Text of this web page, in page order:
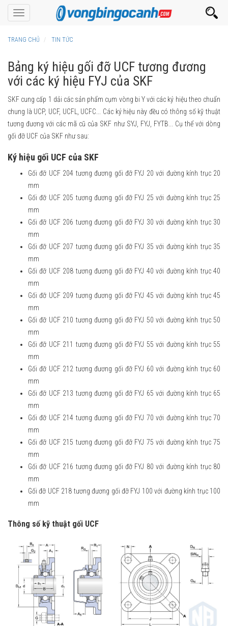
Toggle
navigation
TRANG CHỦ TIN TỨC
Bảng ký hiệu gối đỡ UCF tương đương
với các ký hiệu FYJ của SKF
SKF cung cấp 1 dải các sản phẩm cụm vòng bi Y với các ký hiệu theo chuẩn
chung là UCP, UCF, UCFL, UCFC... Các ký hiệu này đều có thông số kỹ thuật
tương đương với các mã cũ của SKF như SYJ, FYJ, FYTB... Cụ thể với dòng
gối đỡ UCF của SKF như sau:
Ký hiệu gối UCF của SKF
Gối đỡ UCF 204 tương đương gối đỡ FYJ 20 với đường kính trục 20
mm
Gối đỡ UCF 205 tương đương gối đỡ FYJ 25 với đường kính trục 25
mm
Gối đỡ UCF 206 tương đương gối đỡ FYJ 30 với đường kính trục 30
mm
Gối đỡ UCF 207 tương đương gối đỡ FYJ 35 với đường kính trục 35
mm
Gối đỡ UCF 208 tương đương gối đỡ FYJ 40 với đường kính trục 40
mm
Gối đỡ UCF 209 tương đương gối đỡ FYJ 45 với đường kính trục 45
mm
Gối đỡ UCF 210 tương đương gối đỡ FYJ 50 với đường kính trục 50
mm
Gối đỡ UCF 211 tương đương gối đỡ FYJ 55 với đường kính trục 55
mm
Gối đỡ UCF 212 tương đương gối đỡ FYJ 60 với đường kính trục 60
mm
Gối đỡ UCF 213 tương đương gối đỡ FYJ 65 với đường kính trục 65
mm
Gối đỡ UCF 214 tương đương gối đỡ FYJ 70 với đường kính trục 70
mm
Gối đỡ UCF 215 tương đương gối đỡ FYJ 75 với đường kính trục 75
mm
Gối đỡ UCF 216 tương đương gối đỡ FYJ 80 với đường kính trục 80
mm
Gối đỡ UCF 218 tương đương gối đỡ FYJ 100 với đường kính trục 100
mm
Thông số kỹ thuật gối UCF